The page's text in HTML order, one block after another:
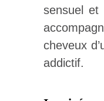
sensuel et
cheveux
addictif.